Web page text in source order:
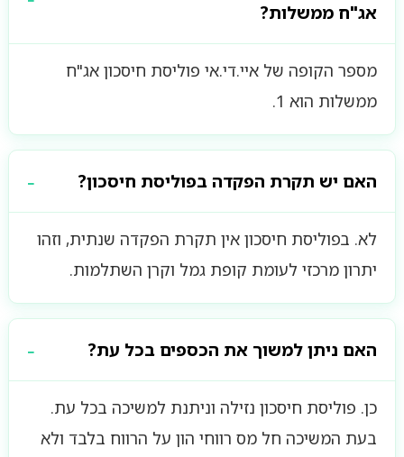
אג"ח ממשלות?
מספר הקופה של איי.די.אי פוליסת חיסכון אג"ח
ממשלות הוא 1.
האם יש תקרת הפקדה בפוליסת חיסכון?
לא. בפוליסת חיסכון אין תקרת הפקדה שנתית, וזהו
יתרון מרכזי לעומת קופת גמל וקרן השתלמות.
האם ניתן למשוך את הכספים בכל עת?
כן. פוליסת חיסכון נזילה וניתנת למשיכה בכל עת.
בעת המשיכה חל מס רווחי הון על הרווח בלבד ולא